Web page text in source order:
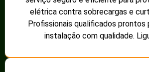
elétrica contra sobrecargas e
Profissionais qualificados prontos
instalação com qualidade.